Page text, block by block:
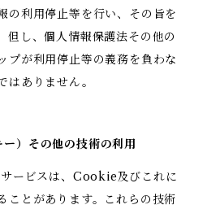
の利用停止等を行い、その旨を
但し、個人情報保護法その他の
プが利用停止等の義務を負わな
はありません。
）その他の技術の利用
サービスは、Cookie及びこれに
ことがあります。これらの技術